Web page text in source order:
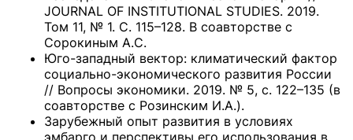
JOURNAL OF INSTITUTIONAL STUDIES. 2019.
Том 11, № 1. С. 115–128. В соавторстве с
Сорокиным А.С.
Юго-западный вектор: климатический фактор
социально-экономического развития России
// Вопросы экономики. 2019. № 5, с. 122–135 (в
соавторстве с Розинским И.А.).
Зарубежный опыт развития в условиях